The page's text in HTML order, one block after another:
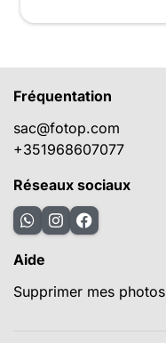
Fréquentation
sac@fotop.com
+351968607077
Réseaux sociaux
Aide
Supprimer mes photos